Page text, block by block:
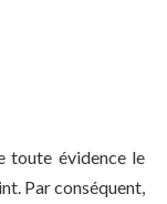
toute évidence le
Par conséquent,